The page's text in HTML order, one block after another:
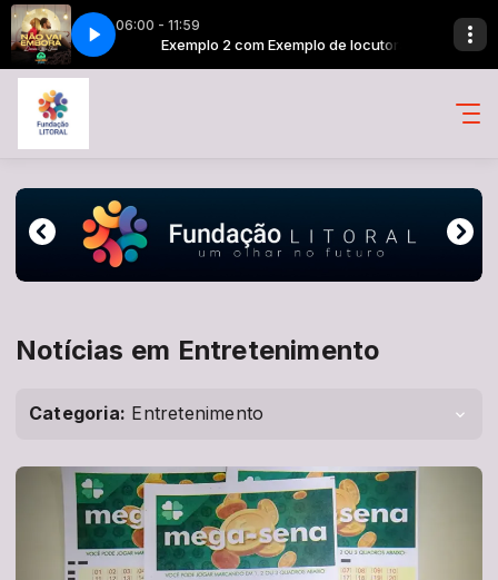
06:00 - 11:59
locutora Exemplo 2 com Exemplo de locutora
[o5Sg1dIaHCU] Iframe Luísa Sonza - penhasco. (Lyric Video)
Notícias em Entretenimento
Categoria: Entretenimento